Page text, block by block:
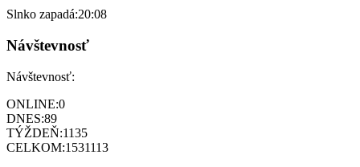
Slnko zapadá:20:08
Návštevnosť
Návštevnosť:
ONLINE:0
DNES:89
TÝŽDEŇ:1135
CELKOM:1531113